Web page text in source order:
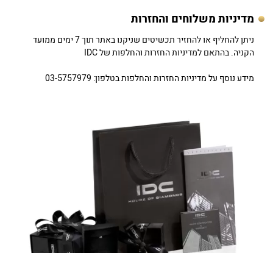
מדיניות משלוחים והחזרות
ניתן להחליף או להחזיר תכשיטים שניקנו באתר תוך 7 ימים ממועד
הקניה. בהתאם למדיניות החזרות והחלפות של IDC
מידע נוסף על מדיניות החזרות והחלפות בטלפון: 03-5757979